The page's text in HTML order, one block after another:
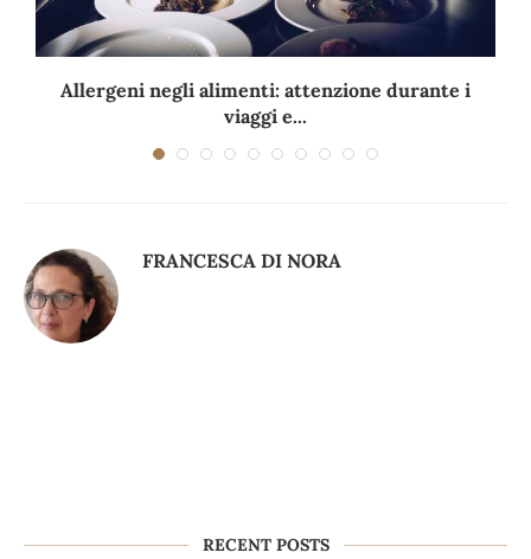
Allergeni negli alimenti: attenzione durante i
viaggi e...
FRANCESCA DI NORA
RECENT POSTS